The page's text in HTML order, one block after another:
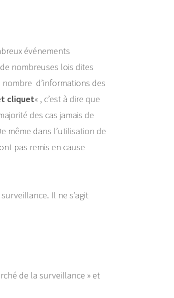
événements
nombreuses lois dites
nombre d’informations des
cliquet« , c’est à dire que
des cas jamais de
même dans l’utilisation de
pas remis en cause
Il ne s’agit
de la surveillance » et